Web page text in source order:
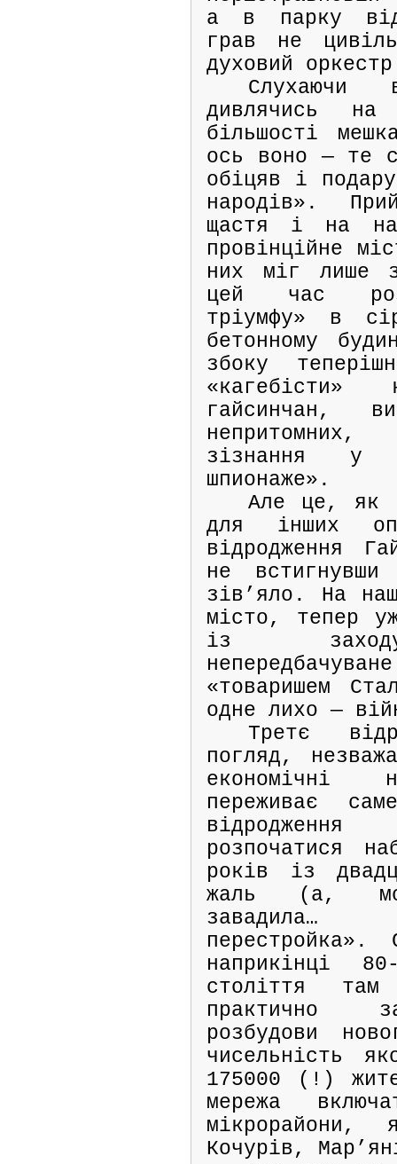
а в парку
грав не
духовий
Слухаючи
дивлячись
більшості
ось воно — те
обіцяв і
народів».
щастя і на
провінційне
них міг лише
цей час
тріумфу» в
бетонному
збоку
«кагебісти»
гайсинчан,
зізнання у
шпионаже».
Але це, як
для інших
відродження
не встигнувши
зів’яло. На
місто, тепер
із
«товаришем
одне лихо —
Третє
погляд,
економічні
переживає
розпочатися
років із
жаль (а,
завадила…
наприкінці
століття
практично
розбудови
чисельність
175000 (!)
мережа
Кочурів,